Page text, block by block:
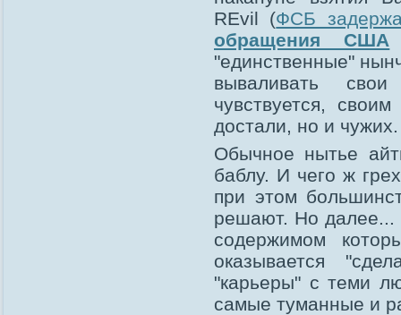
REvil (ФСБ
обращения США
"единственные"
вываливать
чувствуется,
достали, но и чужих.
Обычное нытье
баблу. И чего ж
при этом
решают. Но далее...
содержимом
оказывается
"карьеры" с теми
самые туманные и